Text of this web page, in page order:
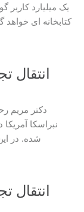
یک میلیارد کاربر
کتابخانه ای
دکتر مریم
نبراسکا
شده. در